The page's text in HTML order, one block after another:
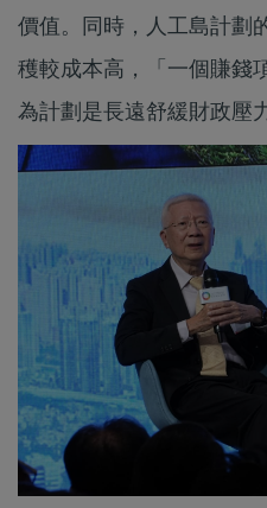
價值。同時，人工島計劃
穫較成本高，「一個賺錢
為計劃是長遠舒緩財政壓